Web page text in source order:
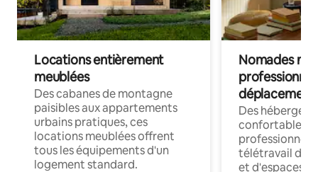
Locations entièrement
meublées
Des cabanes de montagne
paisibles aux appartements
urbains pratiques, ces
locations meublées offrent
tous les équipements d'un
logement standard.
Nomades
déplacement
Des
confortables
professionnels
télétravail
et d'espaces